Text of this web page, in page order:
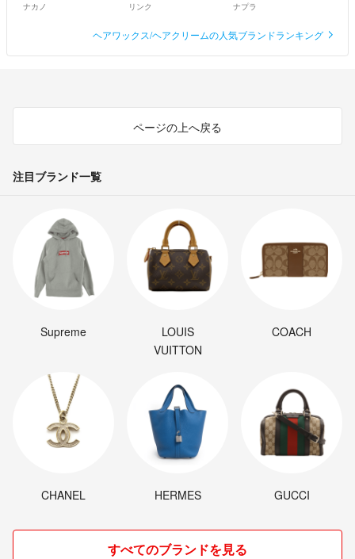
ナカノ リンク ナプラ
ヘアワックス/ヘアクリームの人気ブランドランキング
ページの上へ戻る
注目ブランド一覧
Supreme
LOUIS
VUITTON
COACH
CHANEL HERMES GUCCI
すべてのブランドを見る